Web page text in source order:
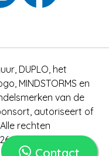
Contact
DUPLO, het
MINDSTORMS en
van de
autoriseert of
rechten
MADEinBILLUND